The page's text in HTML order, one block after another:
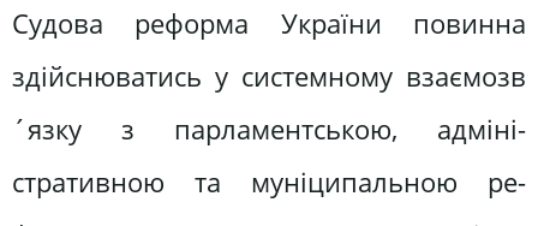
Судова реформа України повинна
здійснюватись у системному взаємо­зв
´язку з парламентською, адміні­
стративною та муніципальною ре­